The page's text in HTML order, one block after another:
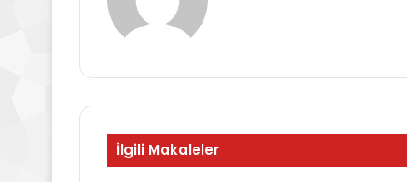
İlgili Makaleler